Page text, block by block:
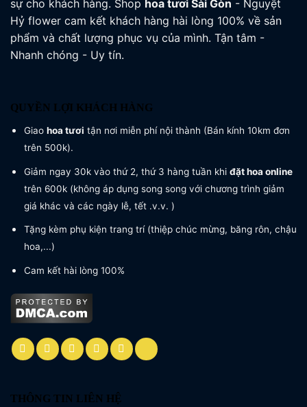
sự cho khách hàng. Shop hoa tươi Sài Gòn - Nguyệt
Hỷ flower cam kết khách hàng hài lòng 100% về sản
phẩm và chất lượng phục vụ của mình. Tận tâm -
Nhanh chóng - Uy tín.
QUYỀN LỢI KHÁCH HÀNG
Giao hoa tươi tận nơi miễn phí nội thành (Bán kính 10km đơn
trên 500k).
Giảm ngay 30k vào thứ 2, thứ 3 hàng tuần khi đặt hoa online
trên 600k (không áp dụng song song với chương trình giảm
giá khác và các ngày lễ, tết .v.v. )
Tặng kèm phụ kiện trang trí (thiệp chúc mừng, băng rôn, chậu
hoa,...)
Cam kết hài lòng 100%
THÔNG TIN LIÊN HỆ